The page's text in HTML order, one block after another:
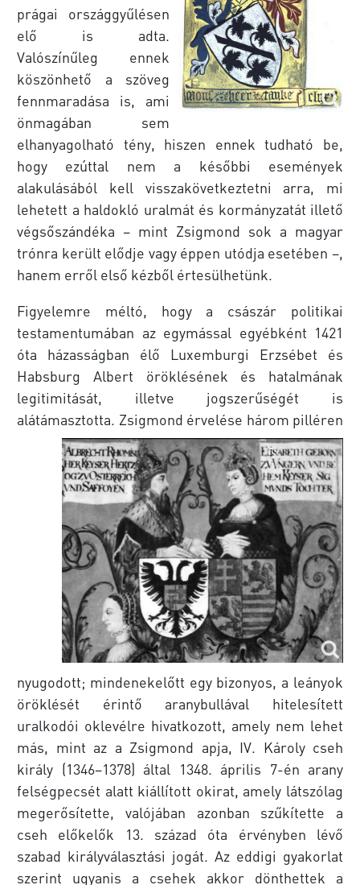
prágai országgyűlésen
elő is adta.
Valószínűleg ennek
köszönhető a szöveg
fennmaradása is, ami
önmagában sem
elhanyagolható tény, hiszen ennek tudható be,
hogy ezúttal nem a későbbi események
alakulásából kell visszakövetkeztetni arra, mi
lehetett a haldokló uralmát és kormányzatát illető
végsőszándéka – mint Zsigmond sok a magyar
trónra került elődje vagy éppen utódja esetében –,
hanem erről első kézből értesülhetünk.
Figyelemre méltó, hogy a császár politikai
testamentumában az egymással egyébként 1421
óta házasságban élő Luxemburgi Erzsébet és
Habsburg Albert öröklésének és hatalmának
legitimitását, illetve jogszerűségét is
alátámasztotta. Zsigmond érvelése három pilléren
nyugodott; mindenekelőtt egy bizonyos, a leányok
öröklését érintő aranybullával hitelesített
uralkodói oklevélre hivatkozott, amely nem lehet
más, mint az a Zsigmond apja, IV. Károly cseh
király (1346–1378) által 1348. április 7-én arany
felségpecsét alatt kiállított okirat, amely látszólag
megerősítette, valójában azonban szűkítette a
cseh előkelők 13. század óta érvényben lévő
szabad királyválasztási jogát. Az eddigi gyakorlat
szerint ugyanis a csehek akkor dönthettek a